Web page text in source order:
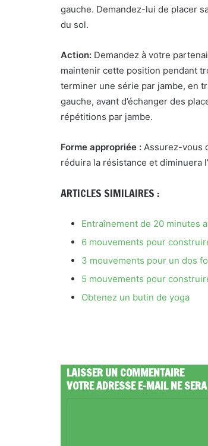
gauche. Demandez-lui de placer
du sol.
Action: Demandez à votre
maintenir cette position pendant
terminer une série par jambe, en
gauche, avant d’échanger des
répétitions par jambe.
Forme appropriée : Assurez-vous
réduira la résistance et diminuera
ARTICLES SIMILAIRES :
Entraînement de 20 minutes
6 mouvements pour
3 mouvements pour un dos
5 mouvements pour
Obtenez un butin de yoga
LAISSER UN COMMENTAIRE
VOTRE ADRESSE E-MAIL NE